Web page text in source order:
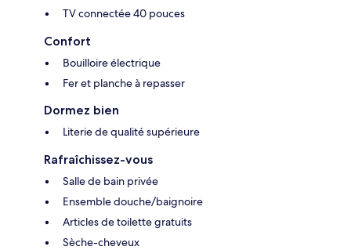
TV connectée 40 pouces
Confort
Bouilloire électrique
Fer et planche à repasser
Dormez bien
Literie de qualité supérieure
Rafraîchissez-vous
Salle de bain privée
Ensemble douche/baignoire
Articles de toilette gratuits
Sèche-cheveux